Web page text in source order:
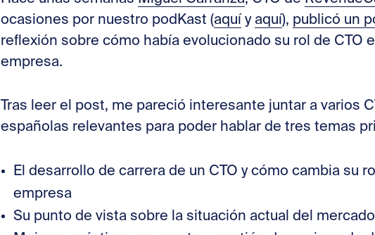
ocasiones por nuestro podKast (aquí y aquí), publicó un
reflexión sobre cómo había evolucionado su rol de CTO
empresa.
Tras leer el post, me pareció interesante juntar a varios
españolas relevantes para poder hablar de tres temas
El desarrollo de carrera de un CTO y cómo cambia su
empresa
Su punto de vista sobre la situación actual del